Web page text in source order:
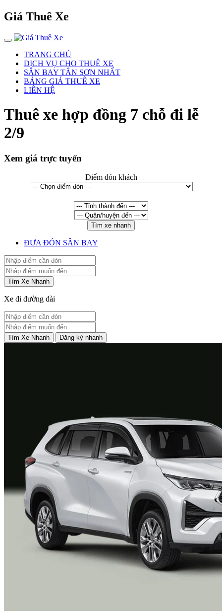
Giá Thuê Xe
TRANG CHỦ
DỊCH VỤ CHO THUÊ XE
SÂN BAY TÂN SƠN NHẤT
BẢNG GIÁ THUÊ XE
LIÊN HỆ
Thuê xe hợp đồng 7 chỗ đi lễ
2/9
Xem giá trực tuyến
Điểm đón khách
Tìm xe nhanh
ĐƯA ĐÓN SÂN BAY
Tìm Xe Nhanh
Xe đi đường dài
Tìm Xe Nhanh Đăng ký nhanh